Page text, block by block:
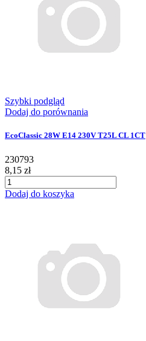
Szybki podgląd
Dodaj do porównania
EcoClassic 28W E14 230V T25L CL 1CT
230793
8,15 zł
Dodaj do koszyka